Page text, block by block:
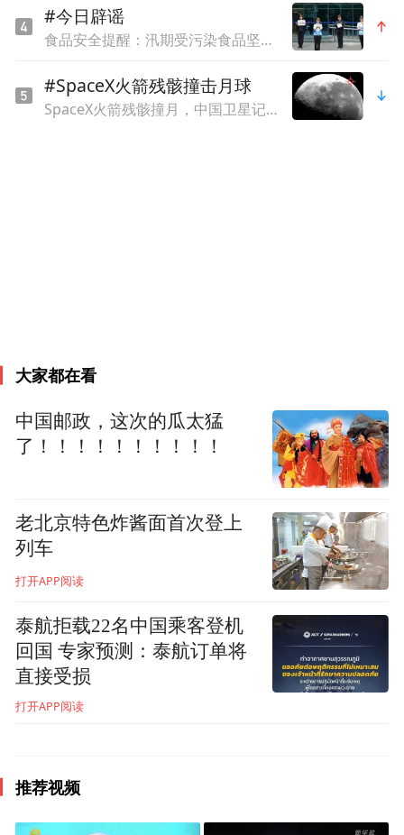
他认为，中国游客更看重目的地的人文体
验，而作为世界遗产旅游城市，马耳他拥有
200多个地标性建筑和纪念碑，可以为中国游
耳他还将不断挖掘其他方面的旅游资源。
#今日辟谣
食品安全提醒：汛期受污染食品坚决不能食用
#SpaceX火箭残骸撞击月球
SpaceX火箭残骸撞月，中国卫星记录关键画面
大家都在看
中国邮政，这次的瓜太猛
了！！！！！！！！！！
老北京特色炸酱面首次登上
列车
打开APP阅读
泰航拒载22名中国乘客登机
回国 专家预测：泰航订单将
直接受损
打开APP阅读
推荐视频